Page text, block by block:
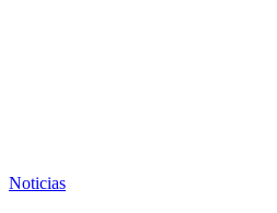
Noticias